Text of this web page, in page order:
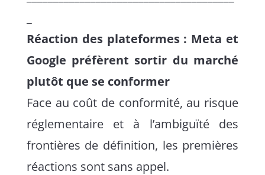
Réaction des plateformes : Meta et
Google préfèrent sortir du marché
plutôt que se conformer
Face au coût de conformité, au risque
réglementaire et à l’ambiguïté des
frontières de définition, les premières
réactions sont sans appel.